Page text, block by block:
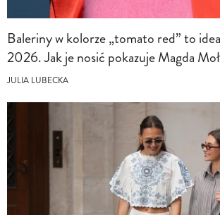
Baleriny w kolorze „tomato red” to
2026. Jak je nosić pokazuje Magda
JULIA LUBECKA